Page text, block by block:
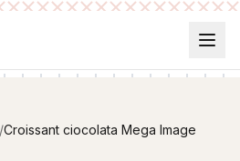
/Croissant ciocolata Mega Image